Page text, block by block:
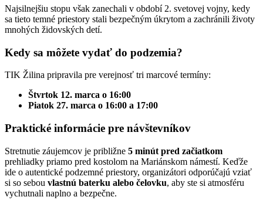
Najsilnejšiu stopu však zanechali v období 2. svetovej vojny, kedy
sa tieto temné priestory stali bezpečným úkrytom a zachránili životy
mnohých židovských detí.
Kedy sa môžete vydať do podzemia?
TIK Žilina pripravila pre verejnosť tri marcové termíny:
Štvrtok 12. marca o 16:00
Piatok 27. marca o 16:00 a 17:00
Praktické informácie pre návštevníkov
Stretnutie záujemcov je približne 5 minút pred začiatkom
prehliadky priamo pred kostolom na Mariánskom námestí. Keďže
ide o autentické podzemné priestory, organizátori odporúčajú vziať
si so sebou vlastnú baterku alebo čelovku, aby ste si atmosféru
vychutnali naplno a bezpečne.